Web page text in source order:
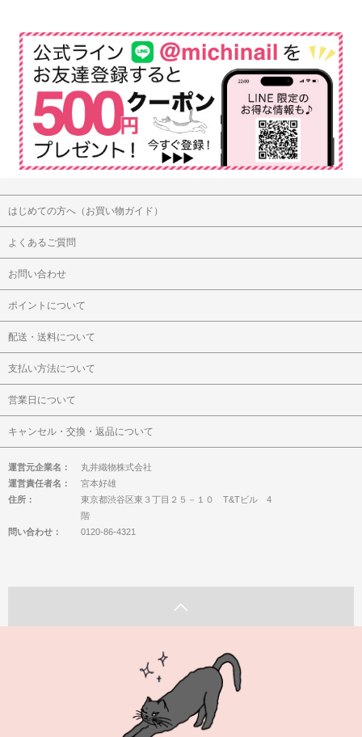
はじめての方へ（お買い物ガイド）
よくあるご質問
お問い合わせ
ポイントについて
配送・送料について
支払い方法について
営業日について
キャンセル・交換・返品について
運営元企業名：
丸井織物株式会社
運営責任者名：
宮本好雄
住所：
東京都渋谷区東３丁目２５－１０ T&Tビル 4
階
問い合わせ：
0120-86-4321